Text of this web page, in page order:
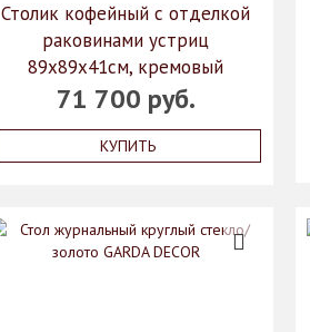
Столик кофейный с отделкой
раковинами устриц
89х89х41см, кремовый
71 700 руб.
КУПИТЬ